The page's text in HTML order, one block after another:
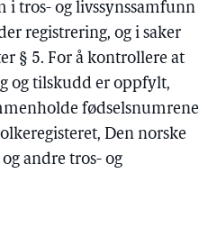
i tros- og livssynssamfunn
registrering, og i saker
§ 5. For å kontrollere at
og tilskudd er oppfylt,
fødselsnumrene
Den norske
andre tros- og